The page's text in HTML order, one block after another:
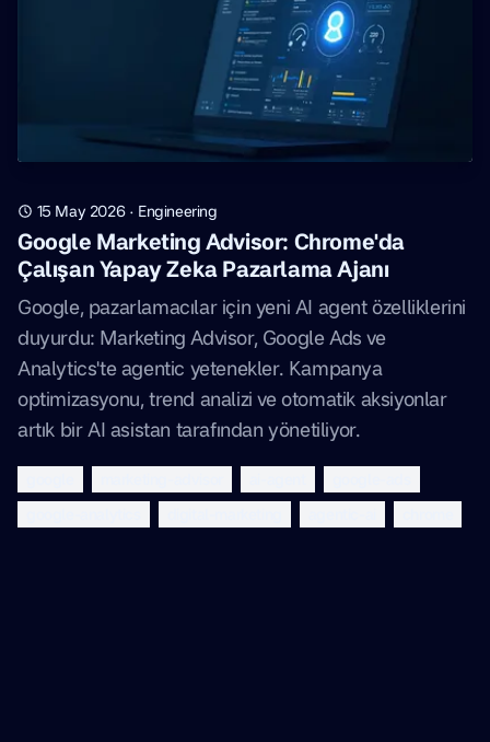
15 May 2026· Engineering
Google Marketing Advisor: Chrome'da
Çalışan Yapay Zeka Pazarlama Ajanı
Google, pazarlamacılar için yeni AI agent özelliklerini
duyurdu: Marketing Advisor, Google Ads ve
Analytics'te agentic yetenekler. Kampanya
optimizasyonu, trend analizi ve otomatik aksiyonlar
artık bir AI asistan tarafından yönetiliyor.